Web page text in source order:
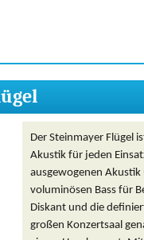
Der Steinmayer Flügel
Akustik für jeden
ausgewogenen
voluminösen Bass für
Diskant und die
großen Konzertsaal